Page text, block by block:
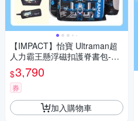
【IMPACT】怡寶 Ultraman超
人力霸王懸浮磁扣護脊書包-黑
色 /個 IMUT7063BK
$3,790
券
加入購物車